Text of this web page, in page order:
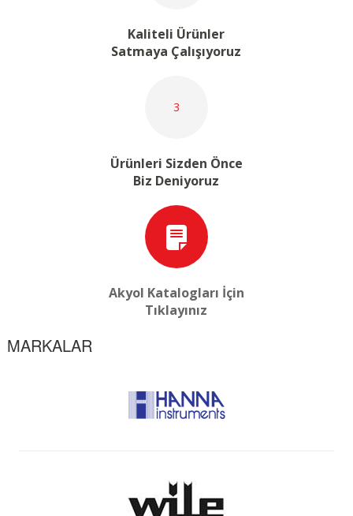
Kaliteli Ürünler
Satmaya Çalışıyoruz
3
Ürünleri Sizden Önce
Biz Deniyoruz
Akyol Katalogları İçin
Tıklayınız
MARKALAR